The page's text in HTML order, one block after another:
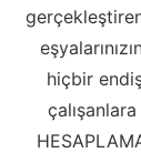
hiçbir